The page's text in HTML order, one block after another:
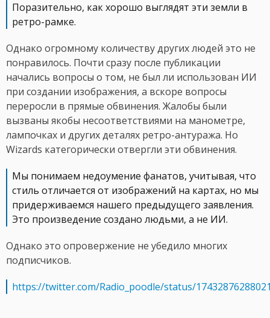
Поразительно, как хорошо выглядят эти земли в
ретро-рамке.
Однако огромному количеству других людей это не
понравилось. Почти сразу после публикации
начались вопросы о том, не был ли использован ИИ
при создании изображения, а вскоре вопросы
переросли в прямые обвинения. Жалобы были
вызваны якобы несоответствиями на манометре,
лампочках и других деталях ретро-антуража. Но
Wizards категорически отвергли эти обвинения.
Мы понимаем недоумение фанатов, учитывая, что
стиль отличается от изображений на картах, но мы
придерживаемся нашего предыдущего заявления.
Это произведение создано людьми, а не ИИ.
Однако это опровержение не убедило многих
подписчиков.
https://twitter.com/Radio_poodle/status/